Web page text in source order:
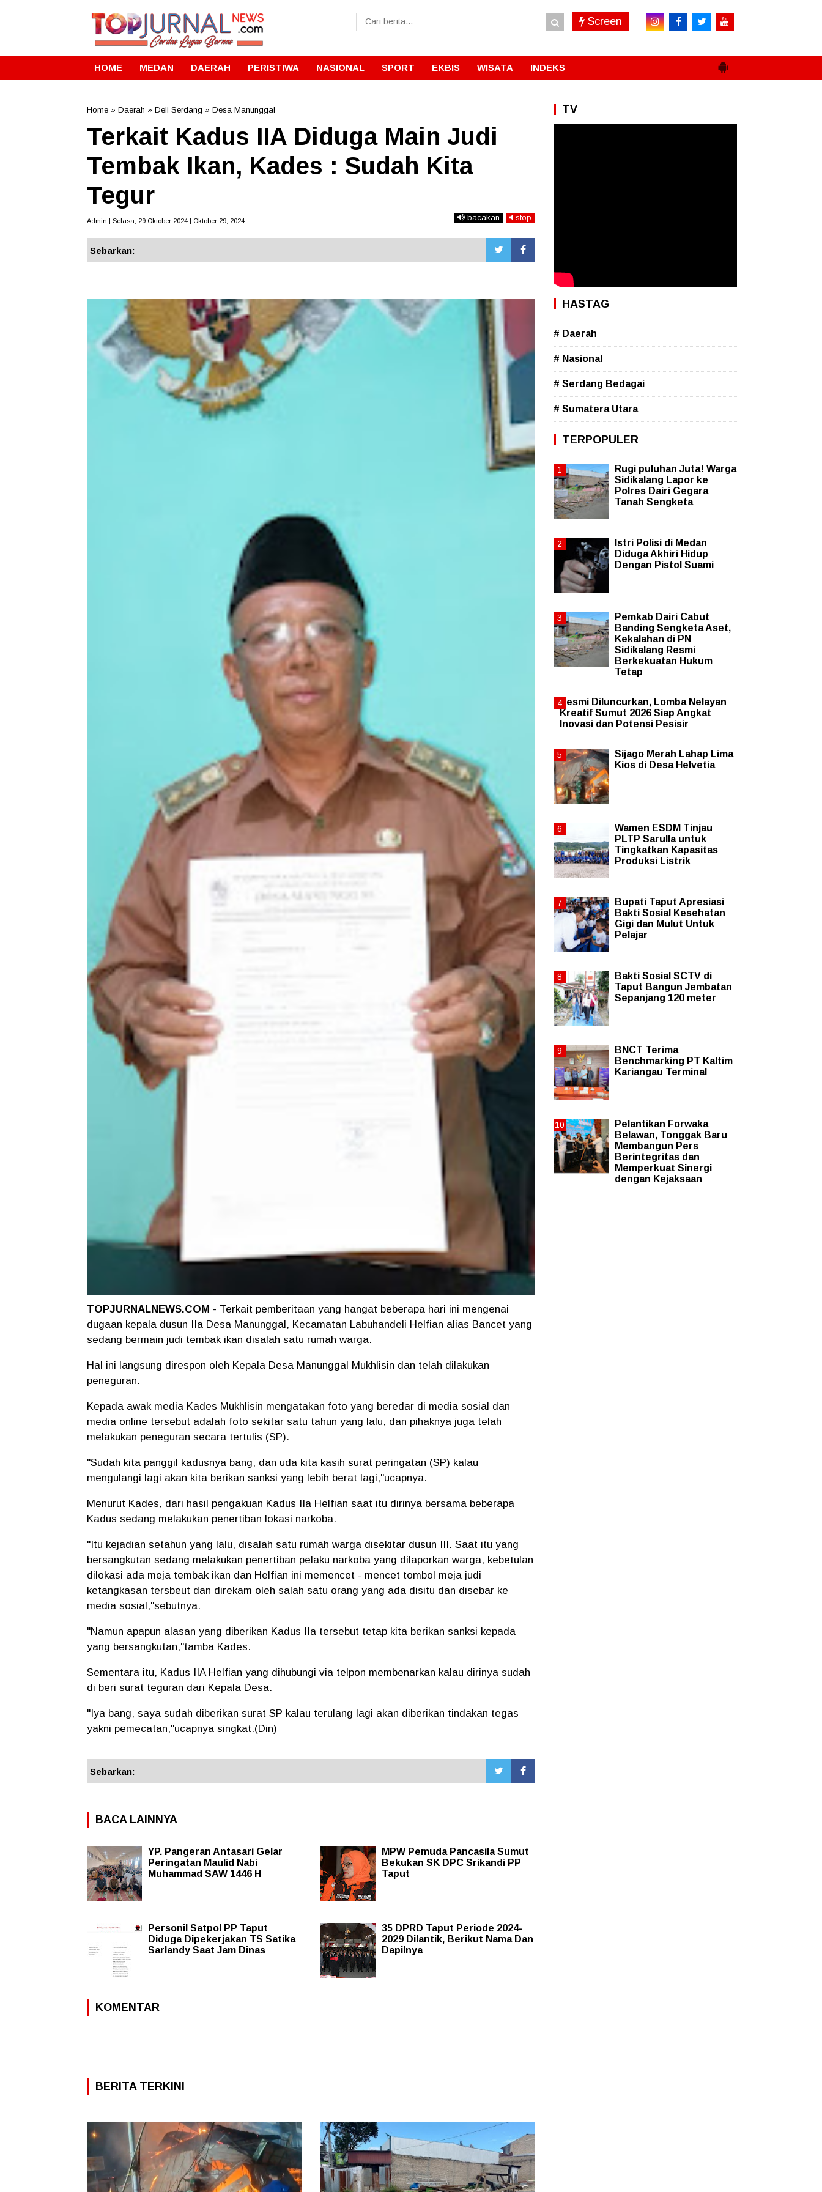
Screen
HOME MEDAN DAERAH PERISTIWA NASIONAL SPORT EKBIS WISATA INDEKS
Home » Daerah » Deli Serdang » Desa Manunggal
Terkait Kadus IIA Diduga Main Judi
Tembak Ikan, Kades : Sudah Kita
Tegur
Admin | Selasa, 29 Oktober 2024 | Oktober 29, 2024 bacakan stop
Sebarkan:
TOPJURNALNEWS.COM - Terkait pemberitaan yang hangat beberapa hari ini mengenai
dugaan kepala dusun IIa Desa Manunggal, Kecamatan Labuhandeli Helfian alias Bancet yang
sedang bermain judi tembak ikan disalah satu rumah warga.
Hal ini langsung direspon oleh Kepala Desa Manunggal Mukhlisin dan telah dilakukan
peneguran.
Kepada awak media Kades Mukhlisin mengatakan foto yang beredar di media sosial dan
media online tersebut adalah foto sekitar satu tahun yang lalu, dan pihaknya juga telah
melakukan peneguran secara tertulis (SP).
"Sudah kita panggil kadusnya bang, dan uda kita kasih surat peringatan (SP) kalau
mengulangi lagi akan kita berikan sanksi yang lebih berat lagi,"ucapnya.
Menurut Kades, dari hasil pengakuan Kadus IIa Helfian saat itu dirinya bersama beberapa
Kadus sedang melakukan penertiban lokasi narkoba.
"Itu kejadian setahun yang lalu, disalah satu rumah warga disekitar dusun III. Saat itu yang
bersangkutan sedang melakukan penertiban pelaku narkoba yang dilaporkan warga, kebetulan
dilokasi ada meja tembak ikan dan Helfian ini memencet - mencet tombol meja judi
ketangkasan tersbeut dan direkam oleh salah satu orang yang ada disitu dan disebar ke
media sosial,"sebutnya.
"Namun apapun alasan yang diberikan Kadus IIa tersebut tetap kita berikan sanksi kepada
yang bersangkutan,"tamba Kades.
Sementara itu, Kadus IIA Helfian yang dihubungi via telpon membenarkan kalau dirinya sudah
di beri surat teguran dari Kepala Desa.
"Iya bang, saya sudah diberikan surat SP kalau terulang lagi akan diberikan tindakan tegas
yakni pemecatan,"ucapnya singkat.(Din)
Sebarkan:
BACA LAINNYA
YP. Pangeran Antasari Gelar
Peringatan Maulid Nabi
Muhammad SAW 1446 H
MPW Pemuda Pancasila Sumut
Bekukan SK DPC Srikandi PP
Taput
Personil Satpol PP Taput
Diduga Dipekerjakan TS Satika
Sarlandy Saat Jam Dinas
35 DPRD Taput Periode 2024-
2029 Dilantik, Berikut Nama Dan
Dapilnya
KOMENTAR
BERITA TERKINI
TV
HASTAG
# Daerah
# Nasional
# Serdang Bedagai
# Sumatera Utara
TERPOPULER
Rugi puluhan Juta! Warga
Sidikalang Lapor ke
Polres Dairi Gegara
Tanah Sengketa
Istri Polisi di Medan
Diduga Akhiri Hidup
Dengan Pistol Suami
Pemkab Dairi Cabut
Banding Sengketa Aset,
Kekalahan di PN
Sidikalang Resmi
Berkekuatan Hukum
Tetap
Resmi Diluncurkan, Lomba Nelayan
Kreatif Sumut 2026 Siap Angkat
Inovasi dan Potensi Pesisir
Sijago Merah Lahap Lima
Kios di Desa Helvetia
Wamen ESDM Tinjau
PLTP Sarulla untuk
Tingkatkan Kapasitas
Produksi Listrik
Bupati Taput Apresiasi
Bakti Sosial Kesehatan
Gigi dan Mulut Untuk
Pelajar
Bakti Sosial SCTV di
Taput Bangun Jembatan
Sepanjang 120 meter
BNCT Terima
Benchmarking PT Kaltim
Kariangau Terminal
Pelantikan Forwaka
Belawan, Tonggak Baru
Membangun Pers
Berintegritas dan
Memperkuat Sinergi
dengan Kejaksaan